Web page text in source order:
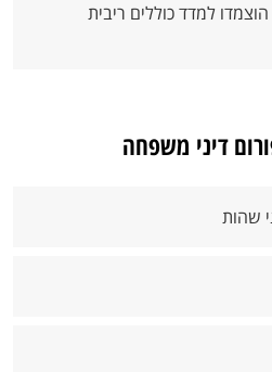
למדד כוללים ריבית
דיני משפחה
שהות